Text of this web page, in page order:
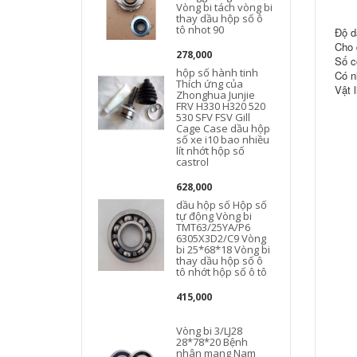
Vòng bi tách vòng bi
thay dầu hộp số ô
tô nhot 90
278,000
hộp số hành tinh
Thích ứng của
Zhonghua Junjie
FRV H330 H320 520
530 SFV FSV Gill
Cage Case dầu hộp
số xe i10 bao nhiều
lít nhớt hộp số
castrol
628,000
dầu hộp số Hộp số
tự động Vòng bi
TMT63/25YA/P6
6305X3D2/C9 Vòng
bi 25*68*18 Vòng bi
thay dầu hộp số ô
tô nhớt hộp số ô tô
415,000
Vòng bi 3/LJ28
28*78*20 Bệnh
nhân mang Nam
Độ
Cho
Số
Có
Vật